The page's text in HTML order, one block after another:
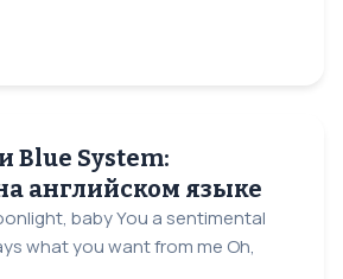
Blue System:
английском языке
baby You a sentimental
what you want from me Oh,